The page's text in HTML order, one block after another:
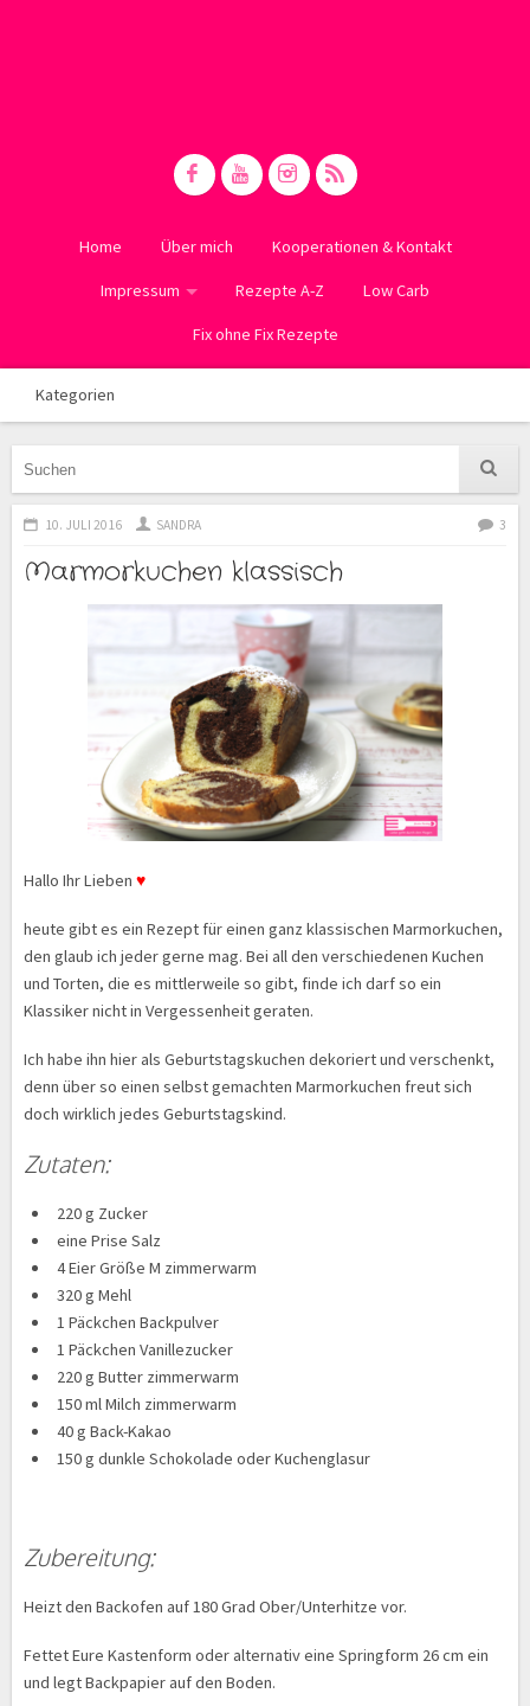
Home Über mich Kooperationen & Kontakt
Impressum Rezepte A-Z Low Carb
Fix ohne Fix Rezepte
Kategorien
10. JULI 2016 SANDRA 3
Marmorkuchen klassisch
Hallo Ihr Lieben ♥
heute gibt es ein Rezept für einen ganz klassischen Marmorkuchen,
den glaub ich jeder gerne mag. Bei all den verschiedenen Kuchen
und Torten, die es mittlerweile so gibt, finde ich darf so ein
Klassiker nicht in Vergessenheit geraten.
Ich habe ihn hier als Geburtstagskuchen dekoriert und verschenkt,
denn über so einen selbst gemachten Marmorkuchen freut sich
doch wirklich jedes Geburtstagskind.
Zutaten:
220 g Zucker
eine Prise Salz
4 Eier Größe M zimmerwarm
320 g Mehl
1 Päckchen Backpulver
1 Päckchen Vanillezucker
220 g Butter zimmerwarm
150 ml Milch zimmerwarm
40 g Back-Kakao
150 g dunkle Schokolade oder Kuchenglasur
Zubereitung:
Heizt den Backofen auf 180 Grad Ober/Unterhitze vor.
Fettet Eure Kastenform oder alternativ eine Springform 26 cm ein
und legt Backpapier auf den Boden.